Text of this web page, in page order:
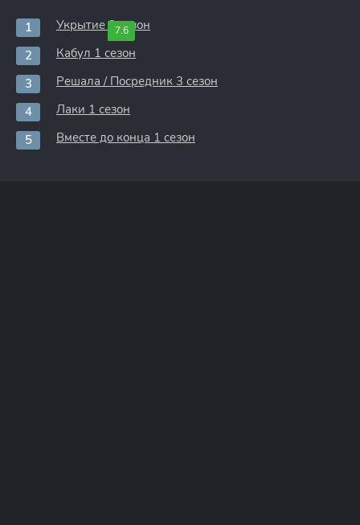
7.6
Укрытие 3 сезон
Кабул 1 сезон
Решала / Посредник 3 сезон
Лаки 1 сезон
Вместе до конца 1 сезон